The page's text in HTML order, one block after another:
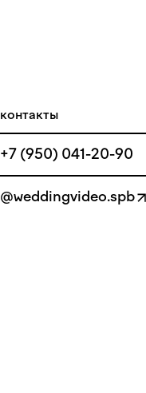
контакты
+7 (950) 041-20-90
@weddingvideo.spb